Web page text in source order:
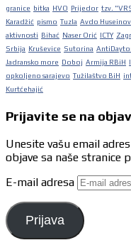
granice bitka HVO Prijedor tzv.
Karadžić pismo Tuzla Avdo
aktivnosti Bihać Naser Orić ICTY
Srbija Kruševice Sutorina
Jadransko more Doboj Armija RBiH
opkoljeno sarajevo Tužilaštvo BiH
Kurtćehajić
Prijavite se na
Unesite vašu email
objave sa naše stranice
E-mail adresa
Prijava